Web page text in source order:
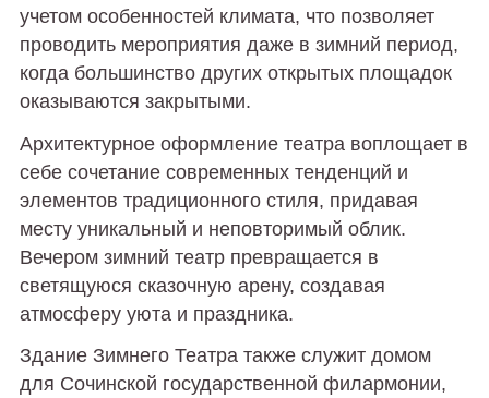
учетом особенностей климата, что позволяет
проводить мероприятия даже в зимний период,
когда большинство других открытых площадок
оказываются закрытыми.
Архитектурное оформление театра воплощает в
себе сочетание современных тенденций и
элементов традиционного стиля, придавая
месту уникальный и неповторимый облик.
Вечером зимний театр превращается в
светящуюся сказочную арену, создавая
атмосферу уюта и праздника.
Здание Зимнего Театра также служит домом
для Сочинской государственной филармонии,